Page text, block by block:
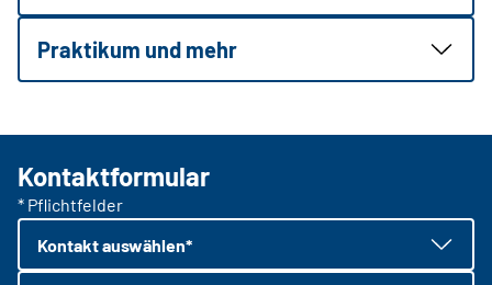
Praktikum und mehr
Kontaktformular
* Pflichtfelder
Kontakt auswählen*